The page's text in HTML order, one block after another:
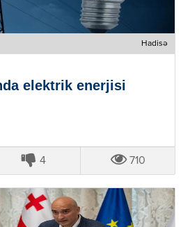
Hadisə
elektrik enerjisi
4 710